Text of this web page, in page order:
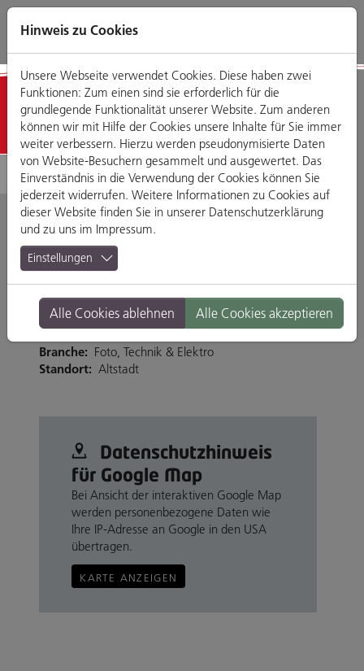
Direkt
zum
Zum
Hauptmenü
Zum
Footermenü
Zur
Website-
Detailansicht
Klang Galerie
Regensburg
Haidplatz 7, 93047 Regensburg
Branche: Foto, Technik & Elektro
Standort: Altstadt
Datenschutz­hinweis
für Google Map
Bei Ansicht der interaktiven Google Map
werden personenbezogene Daten wie
Ihre IP-Adresse an Google in den USA
übertragen.
KARTE ANZEIGEN
Hinweis zu Cookies
Unsere Webseite verwendet Cookies. Diese haben zwei
Funktionen: Zum einen sind sie erforderlich für die
grundlegende Funktionalität unserer Website. Zum anderen
können wir mit Hilfe der Cookies unsere Inhalte für Sie immer
weiter verbessern. Hierzu werden pseudonymisierte Daten
von Website-Besuchern gesammelt und ausgewertet. Das
Einverständnis in die Verwendung der Cookies können Sie
jederzeit widerrufen. Weitere Informationen zu Cookies auf
dieser Website finden Sie in unserer Datenschutzerklärung
und zu uns im Impressum.
Einstellungen
Alle Cookies ablehnen Alle Cookies akzeptieren